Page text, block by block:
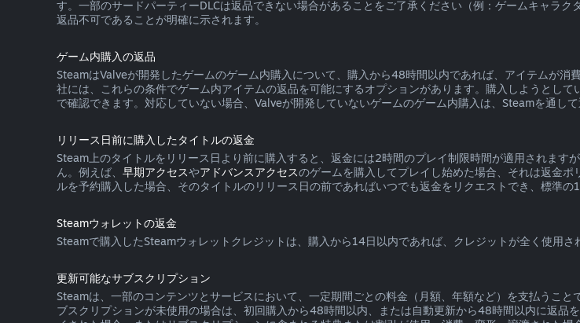
す。一部のサードパーティーDLCは返品できない場合があることをご了承ください（例：ゲームキャラ
返品不可であることが明確に示されます。
ゲーム内購入の返品
SteamはValveが開発したゲームのゲーム内購入について、購入から48時間以内であれば、アイテムが
社には、これらの条件でゲーム内アイテムの返品を可能にするオプションがあります。購入しようとし
で確認できます。対応していない場合、Valveが開発していないゲームのゲーム内購入は、Steamを通して
リリース日前に購入したタイトルの返金
Steam上のタイトルをリリース日より前に購入すると、返金には2時間のプレイ制限時間が適用されま
ん。例えば、 早期アクセスやアドバンスアクセスのゲームを購入してプレイし始めた場合、それは返金
ルを予約購入した場合、そのタイトルのリリース日の前であればいつでも返金をリクエストでき、標準
Steamウォレットの返金
Steamで購入したSteamウォレットクレジットは、購入から14日以内であれば、クレジットが全く使用さ
更新可能なサブスクリプション
Steamは、一部のコンテンツとサービスにおいて、一定期間ごとの料金（月額、年額など）を支払うこ
ブスクリプションが未使用の場合は、初回購入から48時間以内、または自動更新から48時間以内に返品